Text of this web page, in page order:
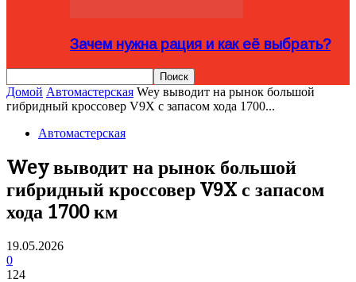
Зачем нужна рация и как её выбрать?
Домой Автомастерская Wey выводит на рынок большой
гибридный кроссовер V9X с запасом хода 1700...
Автомастерская
Wey выводит на рынок большой
гибридный кроссовер V9X с запасом
хода 1700 км
19.05.2026
0
124